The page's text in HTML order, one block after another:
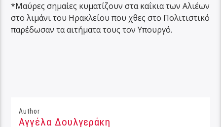
*Μαύρες σημαίες κυματίζουν στα καΐκια των Αλιέων
στο λιμάνι του Ηρακλείου που χθες στο Πολιτιστικό
παρέδωσαν τα αιτήματα τους τον Υπουργό.
Author
Αγγέλα Δουλγεράκη